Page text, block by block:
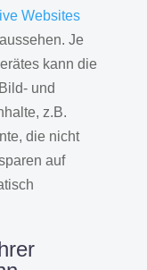
Websites
Je
kann die
und
z.B.
die nicht
auf